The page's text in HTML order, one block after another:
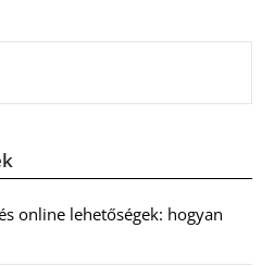
online lehetőségek: hogyan